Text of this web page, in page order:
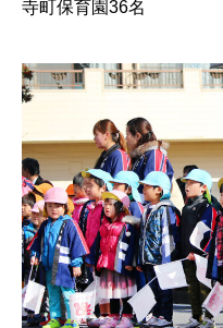
寺町保育園36名